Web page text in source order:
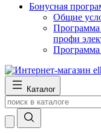
Бонусная
Общие
Программа
профи
Программа
Каталог